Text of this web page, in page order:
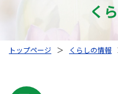
く
トップページ ＞ くらしの情報